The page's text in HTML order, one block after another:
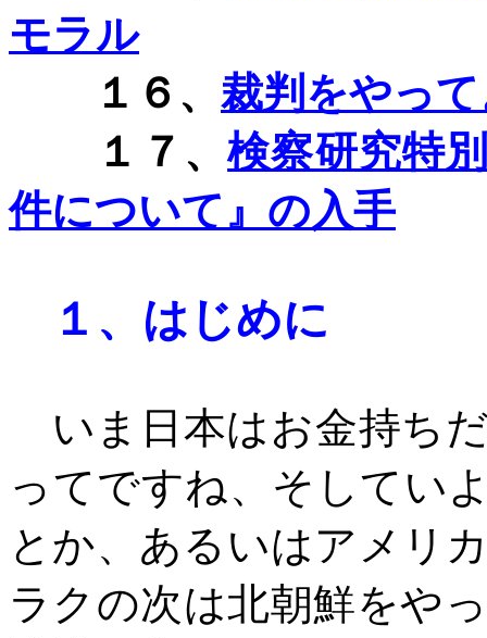
モラル
１６、 裁判をやっ
１７、検察研究特
件について』の入手
１、 はじめに
いま日本はお金持ち
ってですね、そしてい
とか、あるいはアメリ
ラクの次は北朝鮮をや